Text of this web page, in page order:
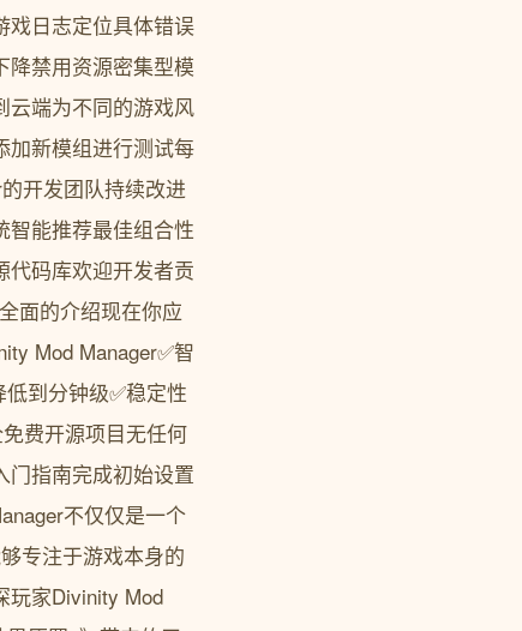
戏日志定位具体错误
降禁用资源密集型模
云端为不同的游戏风
加新模组进行测试每
开发团队持续改进
智能推荐最佳组合性
代码库欢迎开发者贡
面的介绍现在你应
Mod Manager✅智
到分钟级✅稳定性
费开源项目无任何
门指南完成初始设置
不仅仅是一个
专注于游戏本身的
玩家Divinity Mod